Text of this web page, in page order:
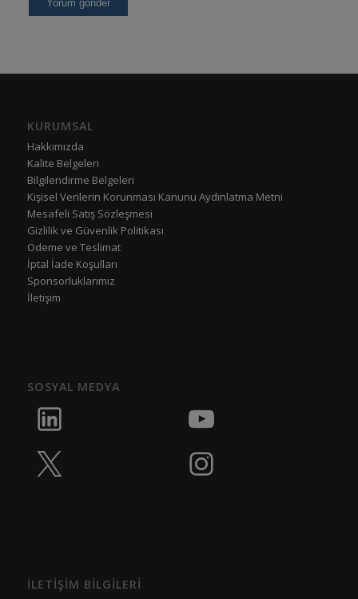
KURUMSAL
Hakkımızda
Kalite Belgeleri
Bilgilendirme Belgeleri
Kişisel Verilerin Korunması Kanunu Aydınlatma Metni
Mesafeli Satış Sözleşmesi
Gizlilik ve Güvenlik Politikası
Ödeme ve Teslimat
İptal İade Koşulları
Sponsorluklarımız
İletişim
SOSYAL MEDYA
İLETİŞİM BİLGİLERİ